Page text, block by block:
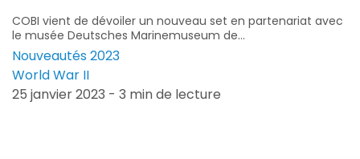
COBI vient de dévoiler un nouveau set en partenariat avec
le musée Deutsches Marinemuseum de...
Nouveautés 2023
World War II
25 janvier 2023 - 3 min de lecture